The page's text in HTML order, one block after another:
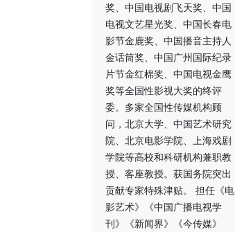
奖、中国电视剧飞天奖、中国
电视文艺星光奖、中国长春电
影节金鹿奖、中国播音主持人
金话筒奖、中国广州国际纪录
片节金红棉奖、中国电视金鹰
奖等全国性影视大奖的终评
委。多家全国性传媒机构顾
问，北京大学、中国艺术研究
院、北京电影学院、上海戏剧
学院等高校和科研机构兼职教
授、客座教授。获国务院突出
贡献专家特殊津贴。 担任《电
影艺术》《中国广播电视学
刊》《新闻界》《今传媒》